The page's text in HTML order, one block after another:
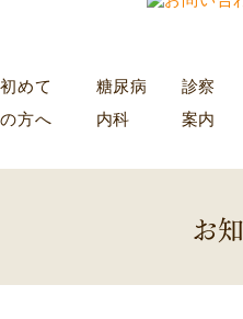
初めて
の方へ
糖尿病
内科
診察
案内
お